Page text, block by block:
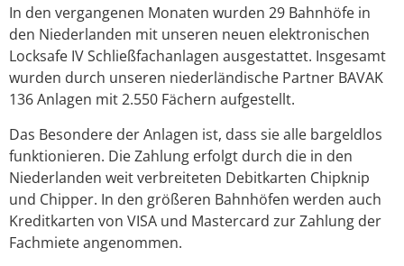
In den vergangenen Monaten wurden 29 Bahnhöfe in
den Niederlanden mit unseren neuen elektronischen
Locksafe IV Schließfachanlagen ausgestattet. Insgesamt
wurden durch unseren niederländische Partner BAVAK
136 Anlagen mit 2.550 Fächern aufgestellt.
Das Besondere der Anlagen ist, dass sie alle bargeldlos
funktionieren. Die Zahlung erfolgt durch die in den
Niederlanden weit verbreiteten Debitkarten Chipknip
und Chipper. In den größeren Bahnhöfen werden auch
Kreditkarten von VISA und Mastercard zur Zahlung der
Fachmiete angenommen.